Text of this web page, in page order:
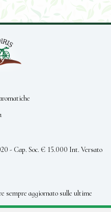
- Cap. Soc. € 15.000 Int. Versato
sempre aggiornato sulle ultime